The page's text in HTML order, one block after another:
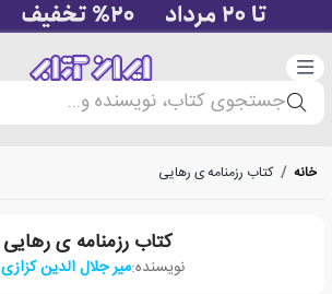
دسته‌بندی
جستجوی کتاب، نویسنده و...
خانه / کتاب رزمنامه ی رهایی
کتاب رزمنامه ی رهایی
نویسنده:میر جلال الدین کزازی